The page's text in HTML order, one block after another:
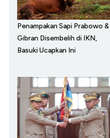
Penampakan Sapi Prabowo &
Gibran Disembelih di IKN,
Basuki Ucapkan Ini